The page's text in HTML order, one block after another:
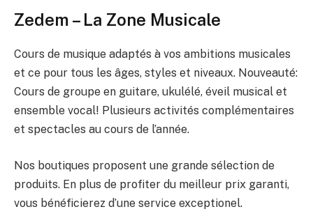
Zedem – La Zone Musicale
Cours de musique adaptés à vos ambitions musicales
et ce pour tous les âges, styles et niveaux. Nouveauté:
Cours de groupe en guitare, ukulélé, éveil musical et
ensemble vocal! Plusieurs activités complémentaires
et spectacles au cours de l’année.
Nos boutiques proposent une grande sélection de
produits. En plus de profiter du meilleur prix garanti,
vous bénéficierez d’une service exceptionel.